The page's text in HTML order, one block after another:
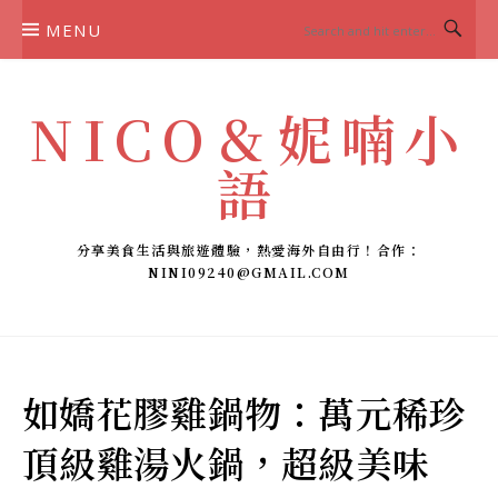
MENU
NICO＆妮喃小
語
分享美食生活與旅遊體驗，熱愛海外自由行！合作：
NINI09240@GMAIL.COM
如嬌花膠雞鍋物：萬元稀珍
頂級雞湯火鍋，超級美味